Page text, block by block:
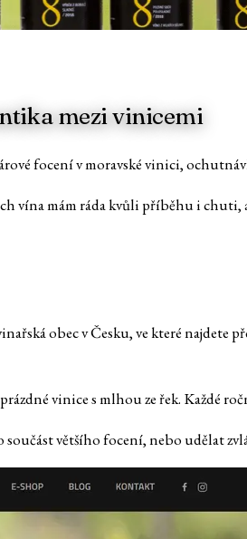
mezi vinicemi
focení v moravské vinici,
vína mám ráda kvůli příběhu i
obec v Česku, ve které najdete
vinice s mlhou ze řek. Každé
většího focení, nebo udělat